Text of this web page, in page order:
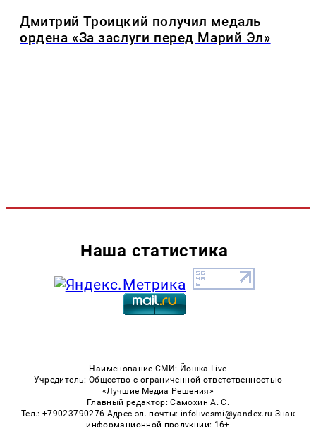
Дмитрий Троицкий получил медаль
ордена «За заслуги перед Марий Эл»
Наша статистика
Наименование СМИ: Йошка Live
Учредитель: Общество с ограниченной ответственностью
«Лучшие Медиа Решения»
Главный редактор: Самохин А. С.
Тел.: +79023790276 Адрес эл. почты: infolivesmi@yandex.ru Знак